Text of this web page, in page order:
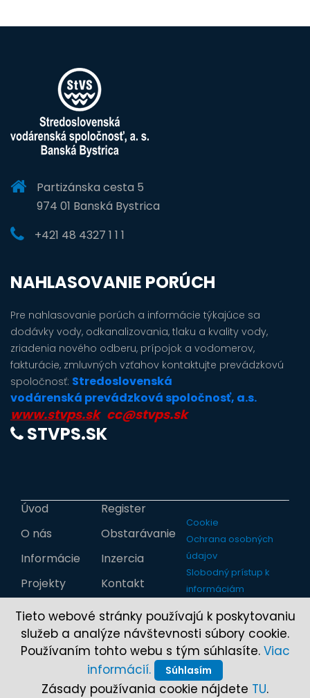
Partizánska cesta 5
974 01 Banská Bystrica
+421 48 4327 1 1 1
NAHLASOVANIE PORÚCH
Pre nahlasovanie porúch a informácie týkajúce sa
dodávky vody, odkanalizovania, tlaku a kvality vody,
zriadenia nového odberu, prípojok a vodomerov,
fakturácie, zmluvných vzťahov kontaktujte prevádzkovú
spoločnosť: Stredoslovenská
vodárenská prevádzková spoločnosť, a.s.
www.stvps.sk cc@stvps.sk
STVPS.SK
Úvod
O nás
Informácie
Projekty
Register
Obstarávanie
Inzercia
Kontakt
Cookie
Ochrana osobných
údajov
Slobodný prístup k
informáciám
Copyright © 2017-2026 StVS, a.s.
Tieto webové stránky používajú k poskytovaniu
služeb a analýze návštevnosti súbory cookie.
Používaním tohto webu s tým súhlasíte. Viac
informácií.
Súhlasím
Zásady používania cookie nájdete TU.